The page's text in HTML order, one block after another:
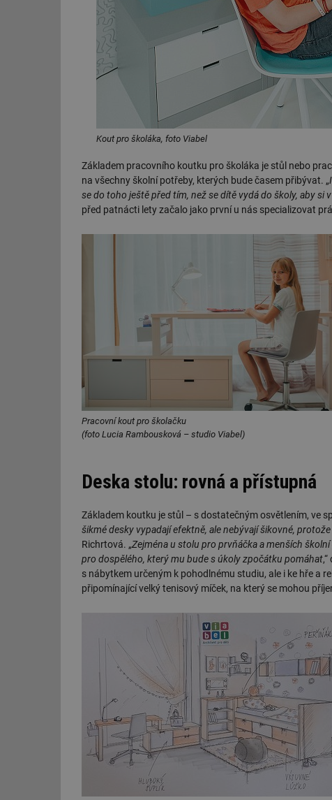
Kout pro školáka, foto Viabel
Základem pracovního koutku pro školáka je stůl nebo
na všechny školní potřeby, kterých bude časem přibývat. „
se do toho ještě před tím, než se dítě vydá do školy, aby si
před patnácti lety začalo jako první u nás specializovat
Pracovní kout pro školačku
(foto Lucia Rambousková – studio Viabel)
Deska stolu: rovná a přístupná
Základem koutku je stůl – s dostatečným osvětlením, ve
šikmé desky vypadají efektně, ale nebývají šikovné,
Richrtová. „Zejména u stolu pro prvňáčka a menších
pro dospělého, který mu bude s úkoly zpočátku pomáhat
s nábytkem určeným k pohodlnému studiu, ale i ke hře a
připomínající velký tenisový míček, na který se mohou